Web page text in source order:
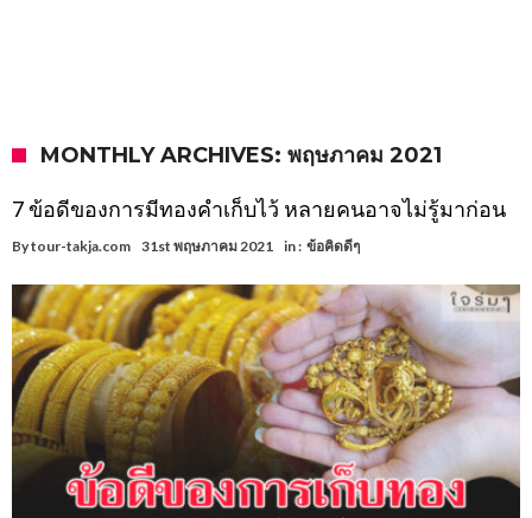
MONTHLY ARCHIVES: พฤษภาคม 2021
7 ข้อดีของการมีทองคำเก็บไว้ หลายคนอาจไม่รู้มาก่อน
Bytour-takja.com 31st พฤษภาคม 2021 in : ข้อคิดดีๆ